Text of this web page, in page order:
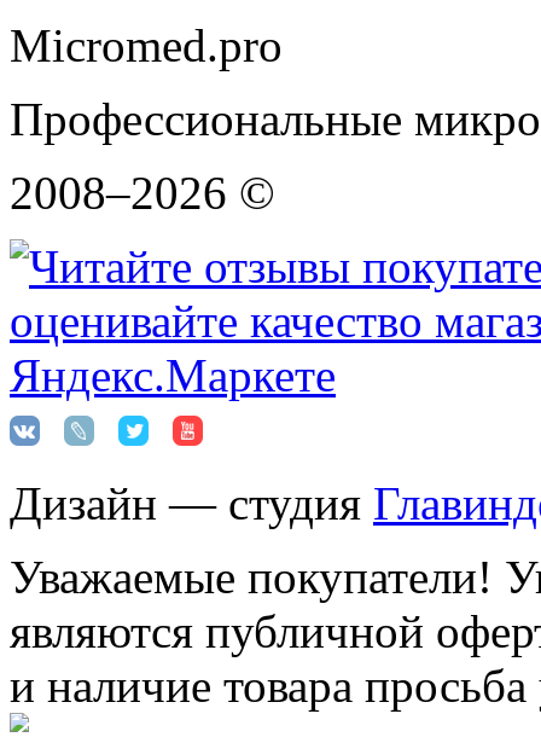
Micromed.pro
Профессиональные
2008–2026 ©
Дизайн — студия
Уважаемые покупатели!
являются публичной
и наличие товара